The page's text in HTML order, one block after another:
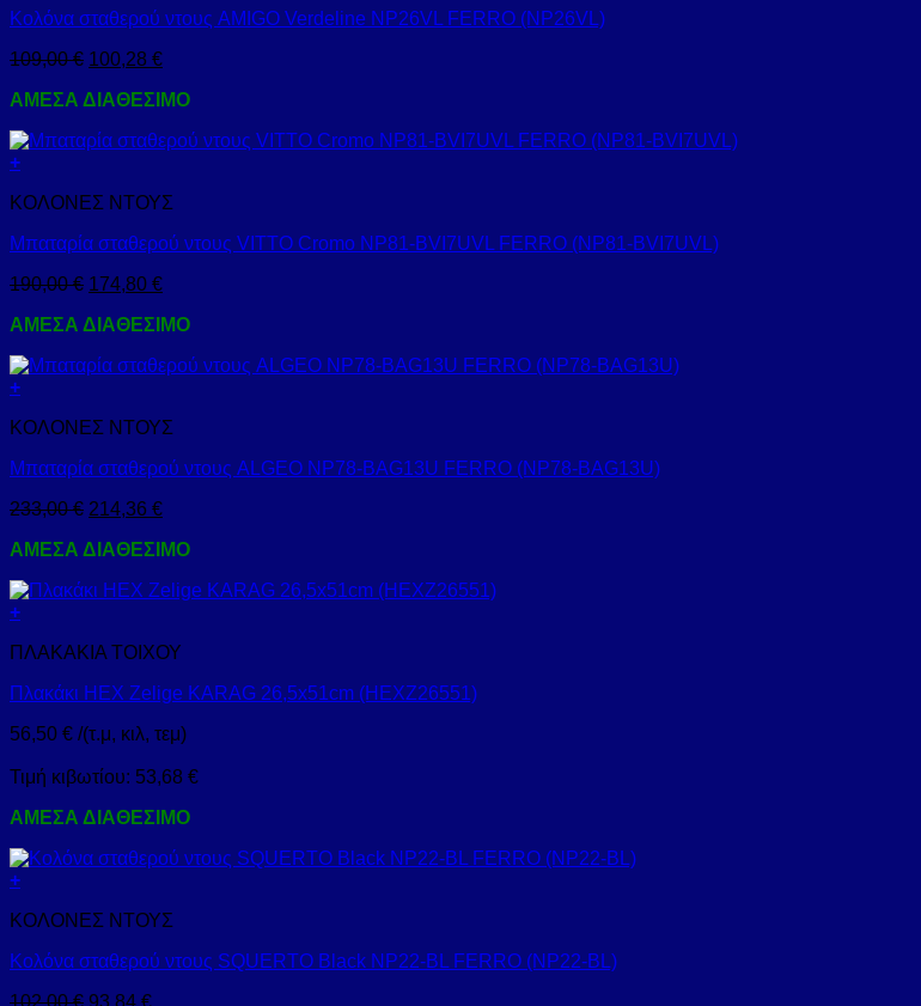
Κολόνα σταθερού ντους AMIGO Verdeline NP26VL FERRO (NP26VL)
109,00€ 100,28 €
ΑΜΕΣΑ ΔΙΑΘΕΣΙΜΟ
+
ΚΟΛΟΝΕΣ ΝΤΟΥΣ
Μπαταρία σταθερού ντους VITTO Cromo NP81-BVI7UVL FERRO (NP81-BVI7UVL)
190,00€ 174,80 €
ΑΜΕΣΑ ΔΙΑΘΕΣΙΜΟ
+
ΚΟΛΟΝΕΣ ΝΤΟΥΣ
Μπαταρία σταθερού ντους ALGEO NP78-BAG13U FERRO (NP78-BAG13U)
233,00€ 214,36 €
ΑΜΕΣΑ ΔΙΑΘΕΣΙΜΟ
+
ΠΛΑΚΑΚΙΑ ΤΟΙΧΟΥ
Πλακάκι HEX Zelige KARAG 26,5x51cm (HEXZ26551)
56,50 € /(τ.μ, κιλ, τεμ)
Τιμή κιβωτίου: 53,68 €
ΑΜΕΣΑ ΔΙΑΘΕΣΙΜΟ
+
ΚΟΛΟΝΕΣ ΝΤΟΥΣ
Κολόνα σταθερού ντους SQUERTO Black NP22-BL FERRO (NP22-BL)